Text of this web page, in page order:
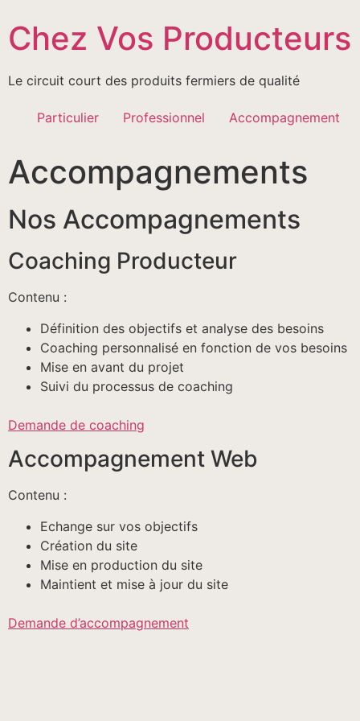
au
contenu
Chez Vos Producteurs
Le circuit court des produits fermiers de qualité
Particulier Professionnel Accompagnement
Accompagnements
Nos Accompagnements
Coaching Producteur
Contenu :
Définition des objectifs et analyse des besoins
Coaching personnalisé en fonction de vos besoins
Mise en avant du projet
Suivi du processus de coaching
Demande de coaching
Accompagnement Web
Contenu :
Echange sur vos objectifs
Création du site
Mise en production du site
Maintient et mise à jour du site
Demande d’accompagnement